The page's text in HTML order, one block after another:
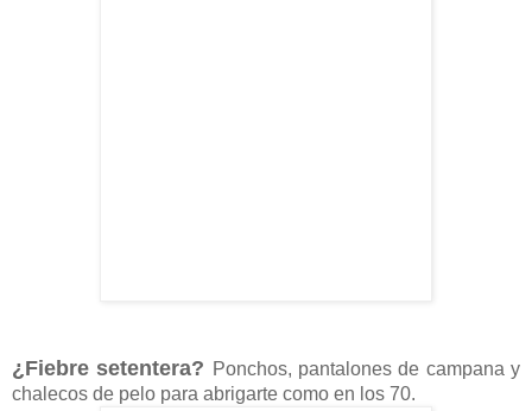
¿Fiebre setentera? Ponchos, pantalones de campana y
chalecos de pelo para abrigarte como en los 70.